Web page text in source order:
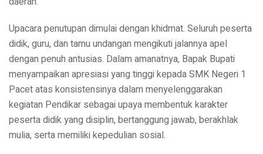
Upacara penutupan dimulai dengan khidmat. Seluruh peserta
didik, guru, dan tamu undangan mengikuti jalannya apel
dengan penuh antusias. Dalam amanatnya, Bapak Bupati
menyampaikan apresiasi yang tinggi kepada SMK Negeri 1
Pacet atas konsistensinya dalam menyelenggarakan
kegiatan Pendikar sebagai upaya membentuk karakter
peserta didik yang disiplin, bertanggung jawab, berakhlak
mulia, serta memiliki kepedulian sosial.